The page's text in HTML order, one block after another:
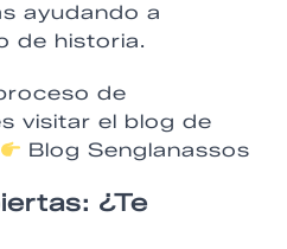
ayudando a
de historia.
de
visitar el blog de
Blog Senglanassos
¿Te